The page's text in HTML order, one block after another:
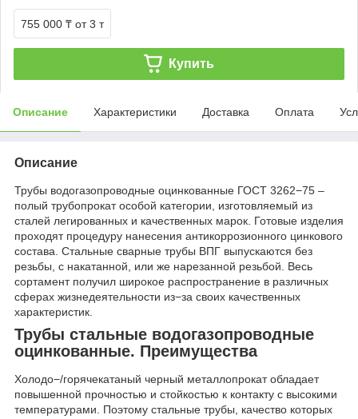
755 000 ₸ от 3 т
Купить
Описание Характеристики Доставка Оплата
Описание
Трубы водогазопроводные оцинкованные ГОСТ 3262−75 –
полый трубопрокат особой категории, изготовляемый из
сталей легированных и качественных марок. Готовые изделия
проходят процедуру нанесения антикоррозионного цинкового
состава. Стальные сварные трубы ВПГ выпускаются без
резьбы, с накатанной, или же нарезанной резьбой. Весь
сортамент получил широкое распространение в различных
сферах жизнедеятельности из−за своих качественных
характеристик.
Трубы стальные водогазопроводные
оцинкованные. Преимущества
Холодо−/горячекатаный черный металлопрокат обладает
повышенной прочностью и стойкостью к контакту с высокими
температурами. Поэтому стальные трубы, качество которых